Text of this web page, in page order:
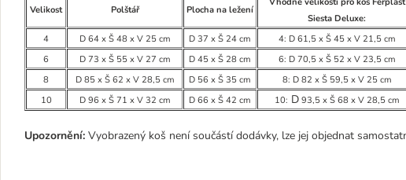
Velikost Polštář Plocha na ležení
Siesta Deluxe:
4
D 64 x Š 48 x V 25 cm D 37 x Š 24 cm
4: D 61,5 x Š 45 x V 21,5 cm
6
D 73 x Š 55 x V 27 cm D 45 x Š 28 cm
6: D 70,5 x Š 52 x V 23,5 cm
8
D 85 x Š 62 x V 28,5 cm D 56 x Š 35 cm
8: D 82 x Š 59,5 x V 25 cm
10
D 96 x Š 71 x V 32 cm D 66 x Š 42 cm 10: D93,5 x Š 68 x V 28,5 cm
Upozornění: Vyobrazený koš není součástí dodávky, lze jej objednat